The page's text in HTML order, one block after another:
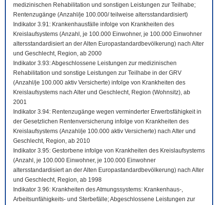
medizinischen Rehabilitation und sonstigen Leistungen zur Teilhabe;
Rentenzugänge (Anzahl/je 100.000/ teilweise altersstandardisiert)
Indikator 3.91: Krankenhausfälle infolge von Krankheiten des
Kreislaufsystems (Anzahl, je 100.000 Einwohner, je 100.000 Einwohner
altersstandardisiert an der Alten Europastandardbevölkerung) nach Alter
und Geschlecht, Region, ab 2000
Indikator 3.93: Abgeschlossene Leistungen zur medizinischen
Rehabilitation und sonstige Leistungen zur Teilhabe in der GRV
(Anzahl/je 100.000 aktiv Versicherte) infolge von Krankheiten des
Kreislaufsystems nach Alter und Geschlecht, Region (Wohnsitz), ab
2001
Indikator 3.94: Rentenzugänge wegen verminderter Erwerbsfähigkeit in
der Gesetzlichen Rentenversicherung infolge von Krankheiten des
Kreislaufsystems (Anzahl/je 100.000 aktiv Versicherte) nach Alter und
Geschlecht, Region, ab 2010
Indikator 3.95: Gestorbene infolge von Krankheiten des Kreislaufsystems
(Anzahl, je 100.000 Einwohner, je 100.000 Einwohner
altersstandardisiert an der Alten Europastandardbevölkerung) nach Alter
und Geschlecht, Region, ab 1998
Indikator 3.96: Krankheiten des Atmungssystems: Krankenhaus-,
Arbeitsunfähigkeits- und Sterbefälle; Abgeschlossene Leistungen zur